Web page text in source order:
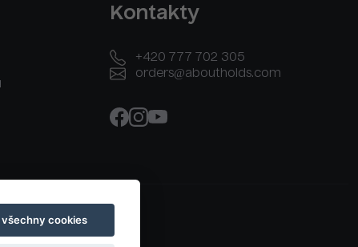
Kontakty
+420 777 702 305
orders@aboutholds.com
všechny cookies